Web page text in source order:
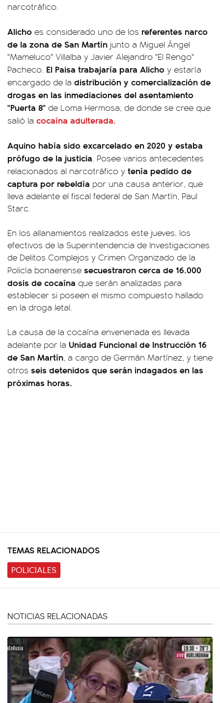
narcotráfico.
Alicho es considerado uno de los referentes narco
de la zona de San Martín junto a Miguel Ángel
"Mameluco" Villalba y Javier Alejandro "El Rengo"
Pacheco. El Paisa trabajaría para Alicho y estaría
encargado de la distribución y comercialización de
drogas en las inmediaciones del asentamiento
"Puerta 8" de Loma Hermosa, de donde se cree que
salió la cocaína adulterada.
Aquino había sido excarcelado en 2020 y estaba
prófugo de la justicia. Posee varios antecedentes
relacionados al narcotráfico y tenía pedido de
captura por rebeldía por una causa anterior, que
lleva adelante el fiscal federal de San Martín, Paul
Starc.
En los allanamientos realizados este jueves, los
efectivos de la Superintendencia de Investigaciones
de Delitos Complejos y Crimen Organizado de la
Policía bonaerense secuestraron cerca de 16.000
dosis de cocaína que serán analizadas para
establecer si poseen el mismo compuesto hallado
en la droga letal.
La causa de la cocaína envenenada es llevada
adelante por la Unidad Funcional de Instrucción 16
de San Martín, a cargo de Germán Martínez, y tiene
otros seis detenidos que serán indagados en las
próximas horas.
TEMAS RELACIONADOS
POLICIALES
NOTICIAS RELACIONADAS